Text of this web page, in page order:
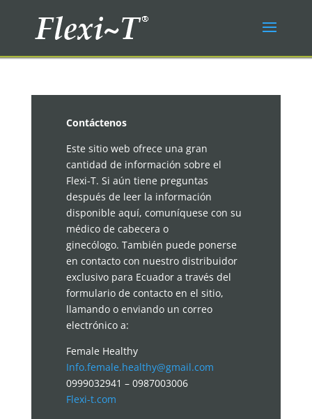
Contáctenos
Este sitio web ofrece una gran
cantidad de información sobre el
Flexi-T. Si aún tiene preguntas
después de leer la información
disponible aquí, comuníquese con su
médico de cabecera o
ginecólogo. También puede ponerse
en contacto con nuestro distribuidor
exclusivo para Ecuador a través del
formulario de contacto en el sitio,
llamando o enviando un correo
electrónico a:
Female Healthy
Info.female.healthy@gmail.com
0999032941 – 0987003006
Flexi-t.com